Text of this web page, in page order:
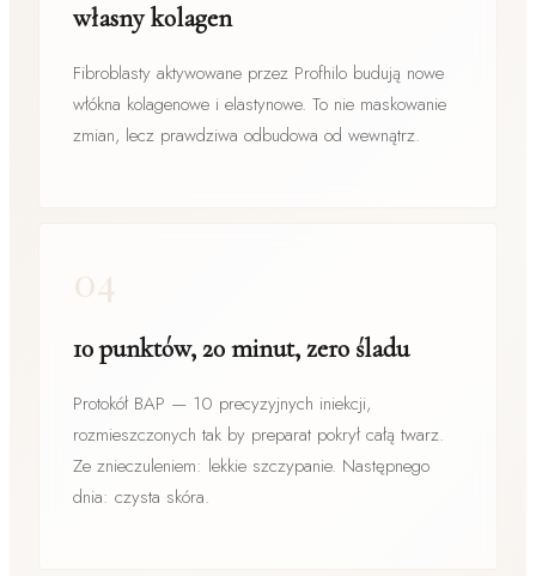
własny kolagen
Fibroblasty aktywowane przez Profhilo budują nowe
włókna kolagenowe i elastynowe. To nie maskowanie
zmian, lecz prawdziwa odbudowa od wewnątrz.
04
10 punktów, 20 minut, zero śladu
Protokół BAP — 10 precyzyjnych iniekcji,
rozmieszczonych tak by preparat pokrył całą twarz.
Ze znieczuleniem: lekkie szczypanie. Następnego
dnia: czysta skóra.